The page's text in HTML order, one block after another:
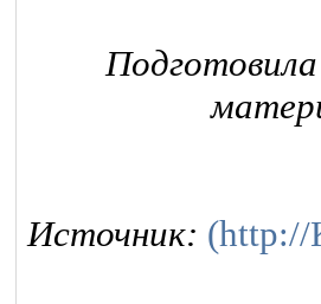
Источник: (http://